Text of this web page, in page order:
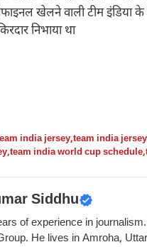
खेलने वाली टीम
निभाया था
india jersey,team india
,team india world cup schedule,
Siddhu
of experience in
He lives in Amroha,